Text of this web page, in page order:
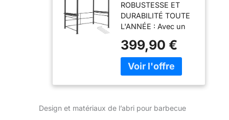
Jardin
240x150x234cm
en Aluminium
Solide, Résistant
aux
intermpéries,
Montage Facile,
Exterieur
Barnum
ROBUSTESSE ET
DURABILITÉ TOUTE
L'ANNÉE : Avec un
et acier laqué époxy,
cet abri pour
barbecue promet
dans la fraîcheur de
399,90 €
Design et matériaux de l’abri pour barbecue